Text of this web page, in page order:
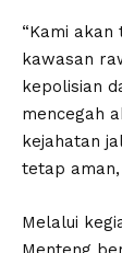
“Kami
kawasan
kepolisian
mencegah
kejahatan
tetap aman,
Melalui